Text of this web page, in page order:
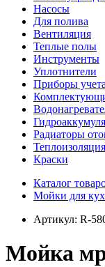
Насосы
Для полива
Вентиляция
Теплые полы
Инструменты
Уплотнители
Приборы учета
Радиаторы
Краски
Каталог
Мойки для
Артикул: R-
Мойка